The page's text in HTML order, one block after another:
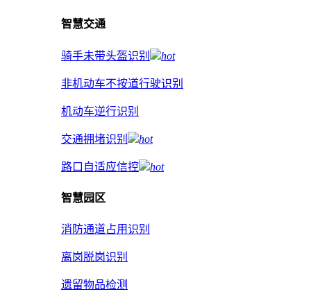
智慧交通
骑手未带头盔识别 hot
非机动车不按道行驶识别
机动车逆行识别
交通拥堵识别 hot
路口自适应信控 hot
智慧园区
消防通道占用识别
离岗脱岗识别
遗留物品检测